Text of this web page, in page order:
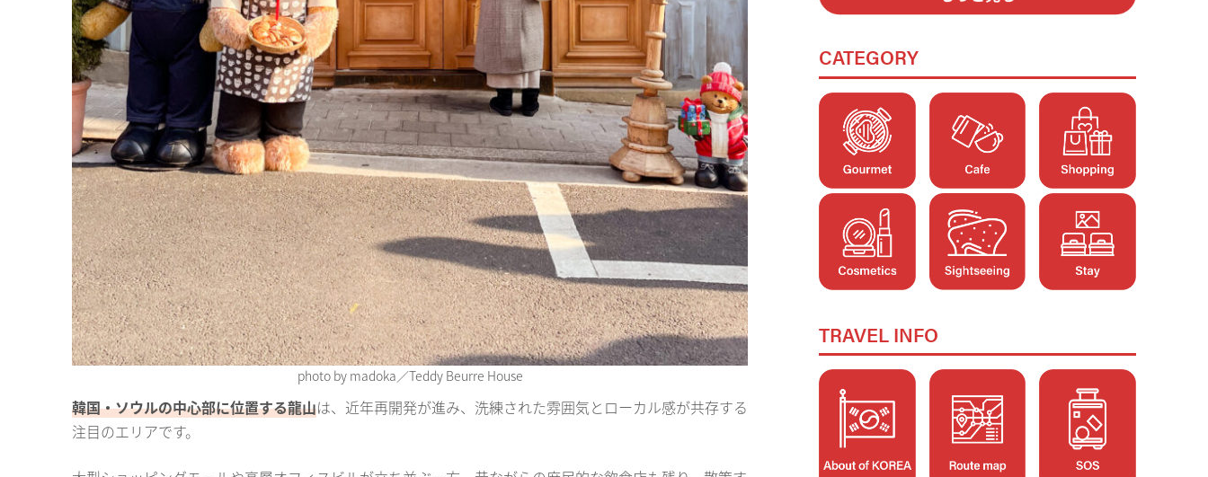
photo by madoka／Teddy Beurre House
韓国・ソウルの中心部に位置する龍山は、近年再開発が進み、洗練された雰囲気とローカル感が共存する
注目のエリアです。
CATEGORY
TRAVEL INFO